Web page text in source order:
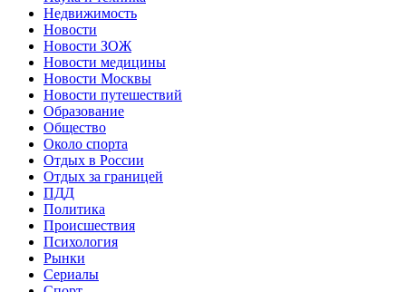
Недвижимость
Новости
Новости ЗОЖ
Новости медицины
Новости Москвы
Новости путешествий
Образование
Общество
Около спорта
Отдых в России
Отдых за границей
ПДД
Политика
Происшествия
Психология
Рынки
Сериалы